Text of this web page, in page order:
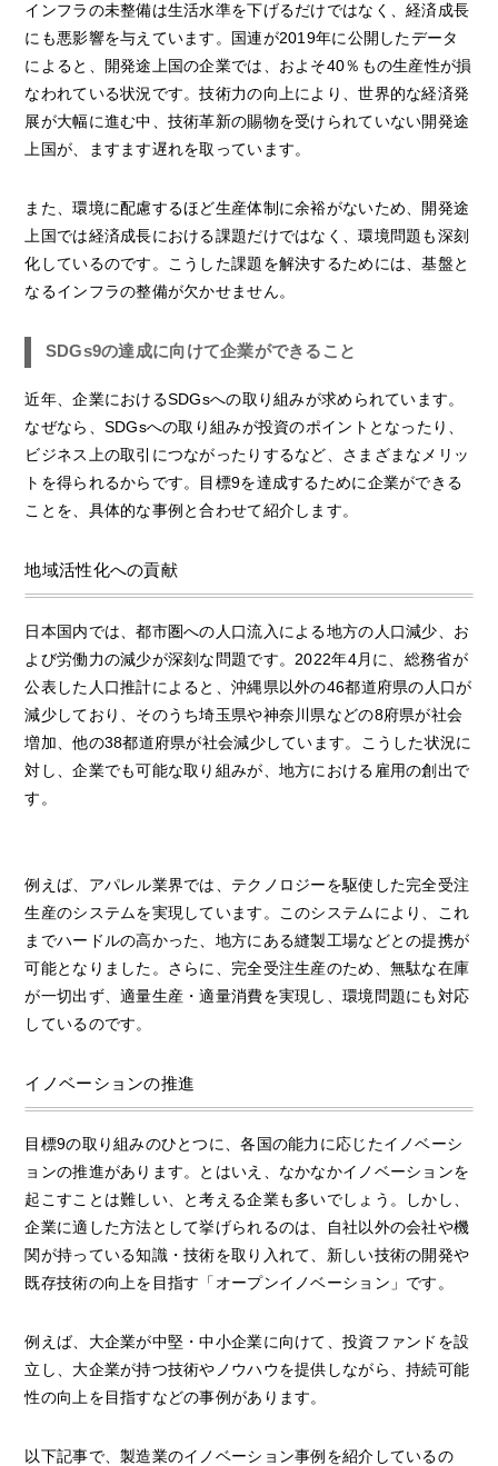
インフラの未整備は生活水準を下げるだけではなく、経済成長
にも悪影響を与えています。国連が2019年に公開したデータ
によると、開発途上国の企業では、およそ40％もの生産性が損
なわれている状況です。技術力の向上により、世界的な経済発
展が大幅に進む中、技術革新の賜物を受けられていない開発途
上国が、ますます遅れを取っています。
また、環境に配慮するほど生産体制に余裕がないため、開発途
上国では経済成長における課題だけではなく、環境問題も深刻
化しているのです。こうした課題を解決するためには、基盤と
なるインフラの整備が欠かせません。
SDGs9の達成に向けて企業ができること
近年、企業におけるSDGsへの取り組みが求められています。
なぜなら、SDGsへの取り組みが投資のポイントとなったり、
ビジネス上の取引につながったりするなど、さまざまなメリッ
トを得られるからです。目標9を達成するために企業ができる
ことを、具体的な事例と合わせて紹介します。
地域活性化への貢献
日本国内では、都市圏への人口流入による地方の人口減少、お
よび労働力の減少が深刻な問題です。2022年4月に、総務省が
公表した人口推計によると、沖縄県以外の46都道府県の人口が
減少しており、そのうち埼玉県や神奈川県などの8府県が社会
増加、他の38都道府県が社会減少しています。こうした状況に
対し、企業でも可能な取り組みが、地方における雇用の創出で
す。
例えば、アパレル業界では、テクノロジーを駆使した完全受注
生産のシステムを実現しています。このシステムにより、これ
までハードルの高かった、地方にある縫製工場などとの提携が
可能となりました。さらに、完全受注生産のため、無駄な在庫
が一切出ず、適量生産・適量消費を実現し、環境問題にも対応
しているのです。
イノベーションの推進
目標9の取り組みのひとつに、各国の能力に応じたイノベーシ
ョンの推進があります。とはいえ、なかなかイノベーションを
起こすことは難しい、と考える企業も多いでしょう。しかし、
企業に適した方法として挙げられるのは、自社以外の会社や機
関が持っている知識・技術を取り入れて、新しい技術の開発や
既存技術の向上を目指す「オープンイノベーション」です。
例えば、大企業が中堅・中小企業に向けて、投資ファンドを設
立し、大企業が持つ技術やノウハウを提供しながら、持続可能
性の向上を目指すなどの事例があります。
以下記事で、製造業のイノベーション事例を紹介しているの